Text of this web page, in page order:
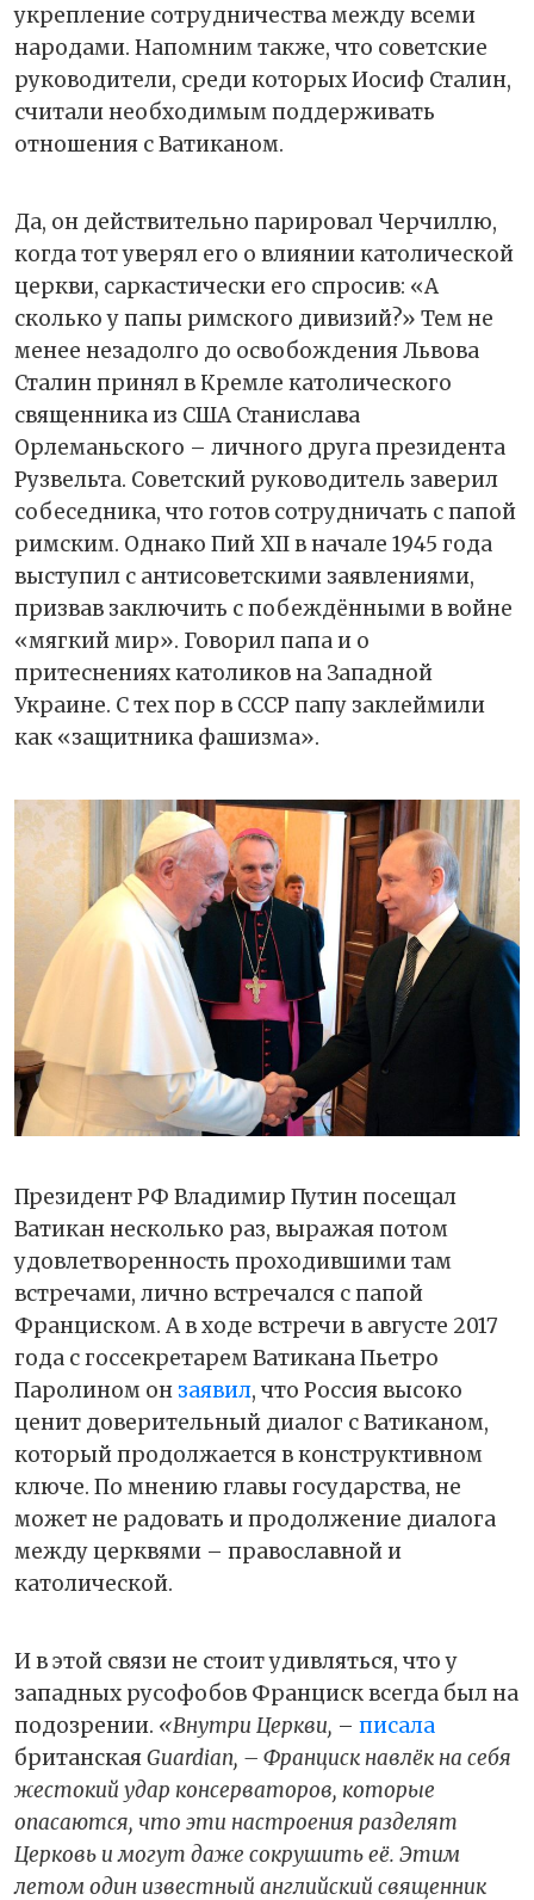
укрепление сотрудничества между всеми
народами. Напомним также, что советские
руководители, среди которых Иосиф Сталин,
считали необходимым поддерживать
отношения с Ватиканом.
Да, он действительно парировал Черчиллю,
когда тот уверял его о влиянии католической
церкви, саркастически его спросив: «А
сколько у папы римского дивизий?» Тем не
менее незадолго до освобождения Львова
Сталин принял в Кремле католического
священника из США Станислава
Орлеманьского – личного друга президента
Рузвельта. Советский руководитель заверил
собеседника, что готов сотрудничать с папой
римским. Однако Пий XII в начале 1945 года
выступил с антисоветскими заявлениями,
призвав заключить с побеждёнными в войне
«мягкий мир». Говорил папа и о
притеснениях католиков на Западной
Украине. С тех пор в СССР папу заклеймили
как «защитника фашизма».
Президент РФ Владимир Путин посещал
Ватикан несколько раз, выражая потом
удовлетворенность проходившими там
встречами, лично встречался с папой
Франциском. А в ходе встречи в августе 2017
года с госсекретарем Ватикана Пьетро
Паролином он заявил, что Россия высоко
ценит доверительный диалог с Ватиканом,
который продолжается в конструктивном
ключе. По мнению главы государства, не
может не радовать и продолжение диалога
между церквями – православной и
католической.
И в этой связи не стоит удивляться, что у
западных русофобов Франциск всегда был на
подозрении. «Внутри Церкви, – писала
британскаяGuardian, – Франциск навлёк на себя
жестокий удар консерваторов, которые
опасаются, что эти настроения разделят
Церковь и могут даже сокрушить её. Этим
летом один известный английский священник